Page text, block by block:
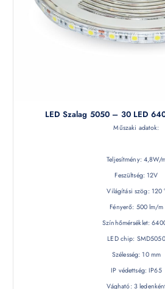
LED Szalag 5050 – 30 LED
Műszaki adatok:
Teljesítmény: 4,8W/
Feszültség: 12V
Világítási szög: 120 °
Fényerő: 500 lm/m
Színhőmérséklet:
LED chip: SMD5050
Szélesség: 10 mm
IP védettség: IP65
Vágható: 3